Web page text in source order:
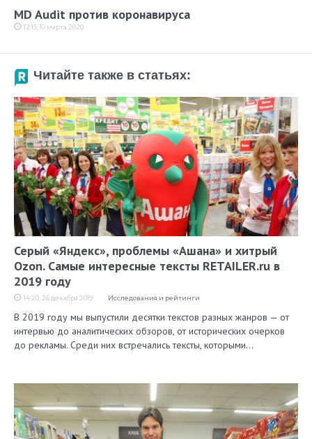
MD Audit против коронавируса
12:15, 10 марта 2020
Читайте также в статьях:
Серый «Яндекс», проблемы «Ашана» и хитрый
Ozon. Самые интересные тексты RETAILER.ru в
2019 году
14:20, 26 декабря 2019 Исследования и рейтинги
В 2019 году мы выпустили десятки текстов разных жанров — от
интервью до аналитических обзоров, от исторических очерков
до рекламы. Среди них встречались тексты, которыми…